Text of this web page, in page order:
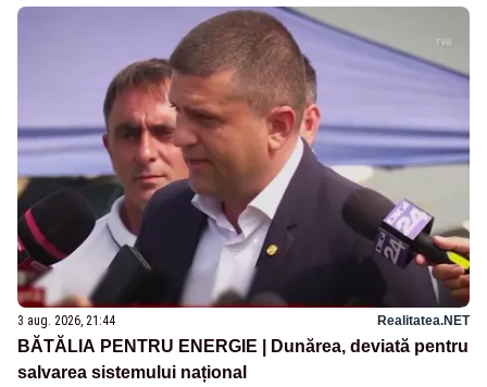
3 aug. 2026, 21:44 Realitatea.NET
BĂTĂLIA PENTRU ENERGIE | Dunărea, deviată pentru
salvarea sistemului național